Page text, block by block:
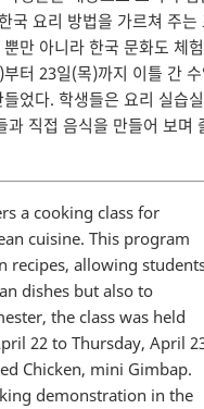
국 요리 방법을 가르쳐 주는
만 아니라 한국 문화도 체험
터 23일(목)까지 이틀 간
었다. 학생들은 요리 실습실
과 직접 음식을 만들어 보며
a cooking class for
cuisine. This program
recipes, allowing
dishes but also to
the class was held
22 to Thursday, April
Chicken, mini Gimbap.
demonstration in the